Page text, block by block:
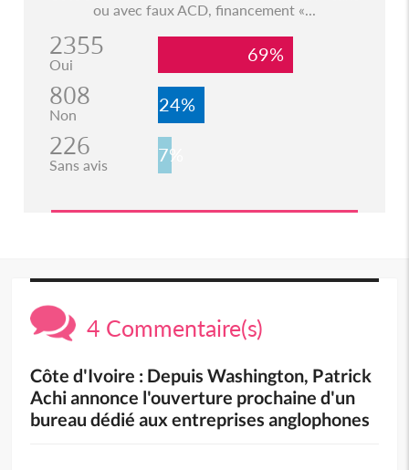
ou avec faux ACD, financement «...
2355
Oui 69%
808
Non 24%
226
Sans avis 7%
4 Commentaire(s)
Côte d'Ivoire : Depuis Washington, Patrick
Achi annonce l'ouverture prochaine d'un
bureau dédié aux entreprises anglophones